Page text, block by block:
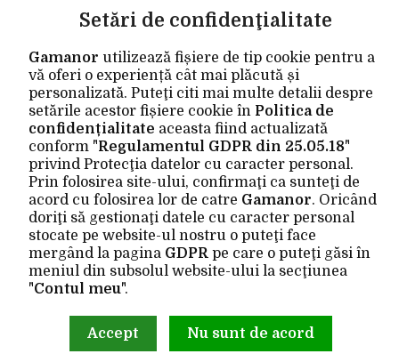
Setări de confidenţialitate
Gamanor utilizează fișiere de tip cookie pentru a
vă oferi o experiență cât mai plăcută și
personalizată. Puteţi citi mai multe detalii despre
setările acestor fișiere cookie în Politica de
confidențialitate aceasta fiind actualizată
conform "Regulamentul GDPR din 25.05.18"
privind Protecţia datelor cu caracter personal.
Prin folosirea site-ului, confirmaţi ca sunteţi de
acord cu folosirea lor de catre Gamanor. Oricând
doriţi să gestionaţi datele cu caracter personal
stocate pe website-ul nostru o puteţi face
mergând la pagina GDPR pe care o puteţi găsi în
meniul din subsolul website-ului la secţiunea
"Contul meu".
Accept Nu sunt de acord
Producători
Oferte speciale
CONTUL MEU
Contul meu
Istoric comenzi
Wishlist
Newsletter
Gamanor © 2026 Site realizat de